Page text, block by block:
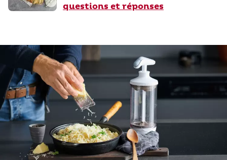
questions et réponses